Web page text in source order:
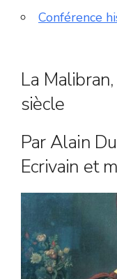
Conférence
La
siècle
Par Alain
Ecrivain et